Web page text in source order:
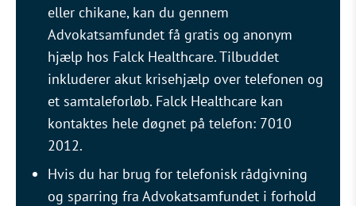
eller chikane, kan du gennem
Advokatsamfundet få gratis og anonym
hjælp hos Falck Healthcare. Tilbuddet
inkluderer akut krisehjælp over telefonen og
et samtaleforløb. Falck Healthcare kan
kontaktes hele døgnet på telefon: 7010
2012.
Hvis du har brug for telefonisk rådgivning
og sparring fra Advokatsamfundet i forhold